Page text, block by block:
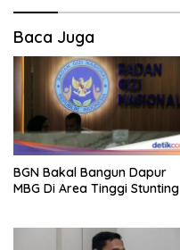
Baca Juga
BGN Bakal Bangun Dapur
MBG Di Area Tinggi Stunting